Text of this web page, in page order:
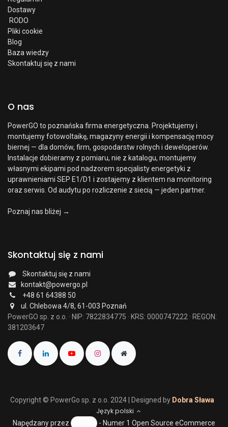
Dostawy
RODO
Pliki cookie
Blog
Baza wiedzy
Skontaktuj się z nami
O nas
PowerGO to poznańska firma energetyczna. Projektujemy i
montujemy fotowoltaikę, magazyny energii i kompensację mocy
biernej — dla domów, firm, gospodarstw rolnych i deweloperów.
Instalacje dobieramy z pomiaru, nie z katalogu, montujemy
własnymi ekipami pod nadzorem specjalisty energetyki z
uprawnieniami SEP E1/D1 i zostajemy z klientem na monitoring
oraz serwis. Od audytu po rozliczenie z siecią — jeden partner.
Poznaj nas bliżej →
Skontaktuj się z nami
Skontaktuj się z nami
kontakt@powergo.pl
+48 61 64388 50
ul. Chlebowa 4/8, 61-003 Poznań
PowerGO sp. z o.o. · NIP: 7822834775 · KRS: 0000747222 · REGON:
381203647
Copyright © PowerGo sp. z o.o. 2024 | Designed by Dobra Sława
Język polski
Napędzany przez - Numer 1 Open Source eCommerce